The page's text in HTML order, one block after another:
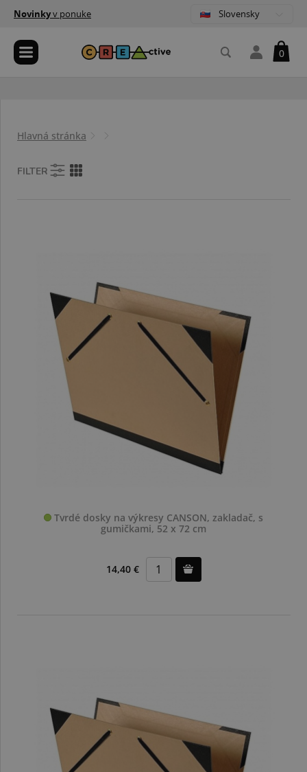
Novinkyv ponuke Slovensky
0
Hlavná stránka
FILTER
Tvrdé dosky na výkresy CANSON, zakladač, s
gumičkami, 52 x 72 cm
14,40 €